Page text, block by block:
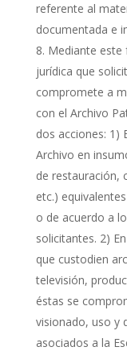
referente al
documentada e
Mediante este
jurídica que
compromete a
con el Archivo
dos acciones: 1)
Archivo en
de restauración,
etc.)
o de acuerdo a
solicitantes. 2)
que custodien
televisión,
éstas se
visionado, uso y
asociados a la